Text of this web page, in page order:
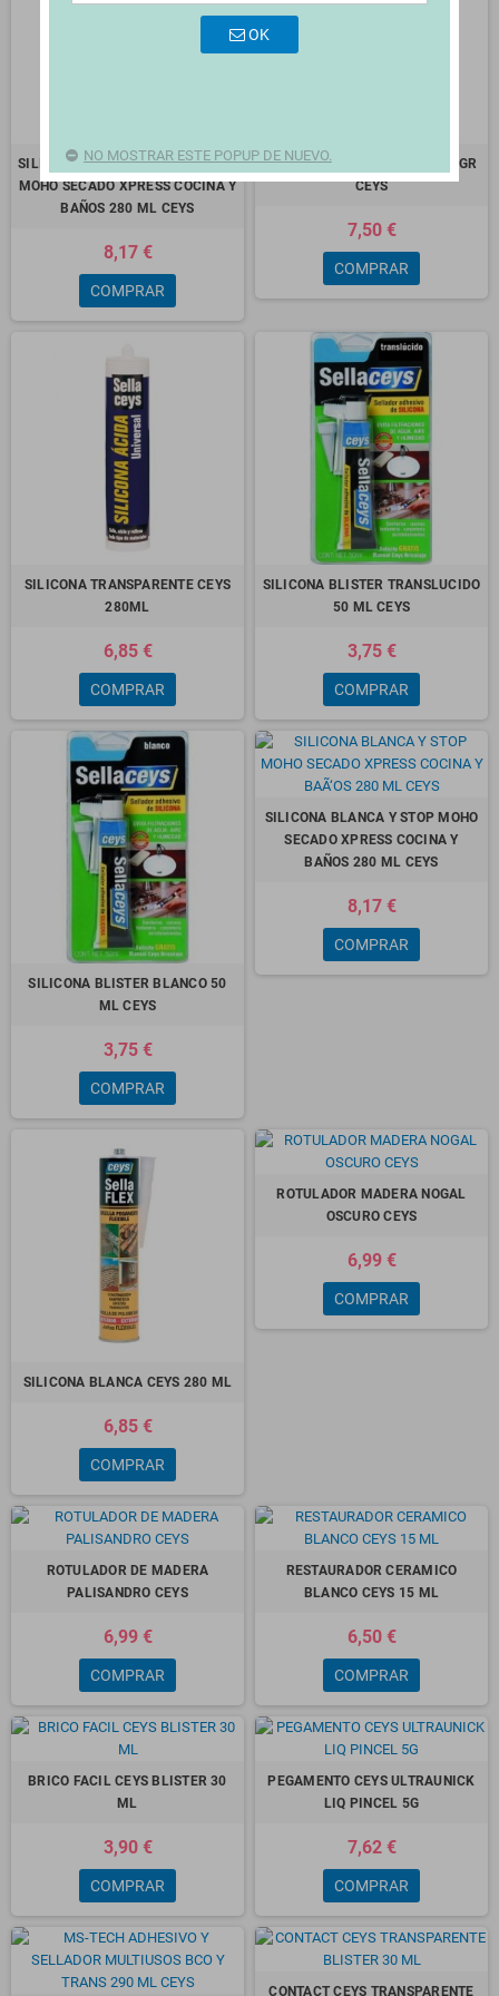
SILICONA TRANSPARENTE Y STOP
MOHO SECADO XPRESS COCINA Y
BAÑOS 280 ML CEYS
8,17 €
COMPRAR
SUPERBARRA MULTIUSOS 48 GR
CEYS
7,50 €
COMPRAR
SILICONA TRANSPARENTE CEYS
280ML
6,85 €
COMPRAR
SILICONA BLISTER TRANSLUCIDO
50 ML CEYS
3,75 €
COMPRAR
SILICONA BLISTER BLANCO 50
ML CEYS
3,75 €
COMPRAR
SILICONA BLANCA Y STOP MOHO
SECADO XPRESS COCINA Y
BAÑOS 280 ML CEYS
8,17 €
COMPRAR
SILICONA BLANCA CEYS 280 ML
6,85 €
COMPRAR
ROTULADOR MADERA NOGAL
OSCURO CEYS
6,99 €
COMPRAR
ROTULADOR DE MADERA
PALISANDRO CEYS
6,99 €
COMPRAR
RESTAURADOR CERAMICO
BLANCO CEYS 15 ML
6,50 €
COMPRAR
BRICO FACIL CEYS BLISTER 30
ML
3,90 €
COMPRAR
PEGAMENTO CEYS ULTRAUNICK
LIQ PINCEL 5G
7,62 €
COMPRAR
CONTACT CEYS TRANSPARENTE
OK
NO MOSTRAR ESTE POPUP DE NUEVO.